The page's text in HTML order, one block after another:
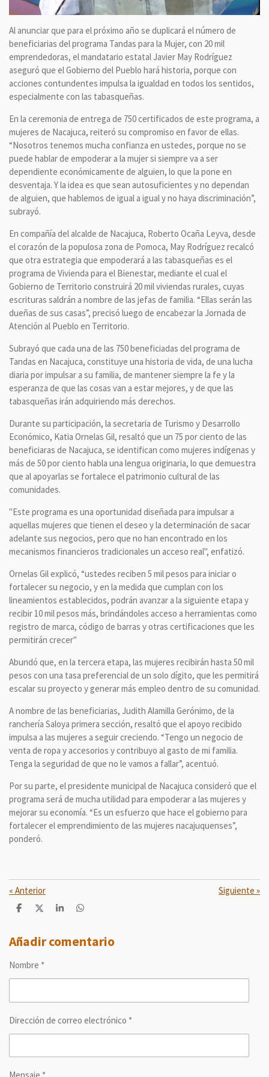
Al anunciar que para el próximo año se duplicará el número de
beneficiarias del programa Tandas para la Mujer, con 20 mil
emprendedoras, el mandatario estatal Javier May Rodríguez
aseguró que el Gobierno del Pueblo hará historia, porque con
acciones contundentes impulsa la igualdad en todos los sentidos,
especialmente con las tabasqueñas.
En la ceremonia de entrega de 750 certificados de este programa, a
mujeres de Nacajuca, reiteró su compromiso en favor de ellas.
“Nosotros tenemos mucha confianza en ustedes, porque no se
puede hablar de empoderar a la mujer si siempre va a ser
dependiente económicamente de alguien, lo que la pone en
desventaja. Y la idea es que sean autosuficientes y no dependan
de alguien, que hablemos de igual a igual y no haya discriminación”,
subrayó.
En compañía del alcalde de Nacajuca, Roberto Ocaña Leyva, desde
el corazón de la populosa zona de Pomoca, May Rodríguez recalcó
que otra estrategia que empoderará a las tabasqueñas es el
programa de Vivienda para el Bienestar, mediante el cual el
Gobierno de Territorio construirá 20 mil viviendas rurales, cuyas
escrituras saldrán a nombre de las jefas de familia. “Ellas serán las
dueñas de sus casas”, precisó luego de encabezar la Jornada de
Atención al Pueblo en Territorio.
Subrayó que cada una de las 750 beneficiadas del programa de
Tandas en Nacajuca, constituye una historia de vida, de una lucha
diaria por impulsar a su familia, de mantener siempre la fe y la
esperanza de que las cosas van a estar mejores, y de que las
tabasqueñas irán adquiriendo más derechos.
Durante su participación, la secretaria de Turismo y Desarrollo
Económico, Katia Ornelas Gil, resaltó que un 75 por ciento de las
beneficiaras de Nacajuca, se identifican como mujeres indígenas y
más de 50 por ciento habla una lengua originaria, lo que demuestra
que al apoyarlas se fortalece el patrimonio cultural de las
comunidades.
"Este programa es una oportunidad diseñada para impulsar a
aquellas mujeres que tienen el deseo y la determinación de sacar
adelante sus negocios, pero que no han encontrado en los
mecanismos financieros tradicionales un acceso real", enfatizó.
Ornelas Gil explicó, “ustedes reciben 5 mil pesos para iniciar o
fortalecer su negocio, y en la medida que cumplan con los
lineamientos establecidos, podrán avanzar a la siguiente etapa y
recibir 10 mil pesos más, brindándoles acceso a herramientas como
registro de marca, código de barras y otras certificaciones que les
permitirán crecer"
Abundó que, en la tercera etapa, las mujeres recibirán hasta 50 mil
pesos con una tasa preferencial de un solo dígito, que les permitirá
escalar su proyecto y generar más empleo dentro de su comunidad.
A nombre de las beneficiarias, Judith Alamilla Gerónimo, de la
ranchería Saloya primera sección, resaltó que el apoyo recibido
impulsa a las mujeres a seguir creciendo. “Tengo un negocio de
venta de ropa y accesorios y contribuyo al gasto de mi familia.
Tenga la seguridad de que no le vamos a fallar”, acentuó.
Por su parte, el presidente municipal de Nacajuca consideró que el
programa será de mucha utilidad para empoderar a las mujeres y
mejorar su economía. “Es un esfuerzo que hace el gobierno para
fortalecer el emprendimiento de las mujeres nacajuquenses”,
ponderó.
« Anterior Siguiente »
C
p
a
t
C
p
a
C
p
a
C
p
a
Añadir comentario
Nombre *
Dirección de correo electrónico *